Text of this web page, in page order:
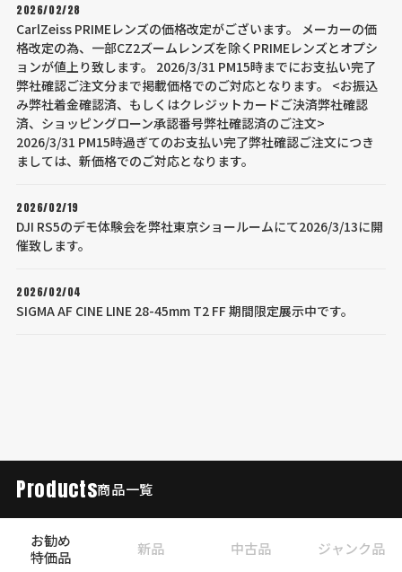
2026/02/28
CarlZeiss PRIMEレンズの価格改定がございます。 メーカーの価
格改定の為、一部CZ2ズームレンズを除くPRIMEレンズとオプシ
ョンが値上り致します。 2026/3/31 PM15時までにお支払い完了
弊社確認ご注文分まで掲載価格でのご対応となります。 <お振込
み弊社着金確認済、もしくはクレジットカードご決済弊社確認
済、ショッピングローン承認番号弊社確認済のご注文>
2026/3/31 PM15時過ぎてのお支払い完了弊社確認ご注文につき
ましては、新価格でのご対応となります。
2026/02/19
DJI RS5のデモ体験会を弊社東京ショールームにて2026/3/13に開
催致します。
2026/02/04
SIGMA AF CINE LINE 28-45mm T2 FF 期間限定展示中です。
Products商品一覧
お勧め
特価品
新品 中古品 ジャンク品